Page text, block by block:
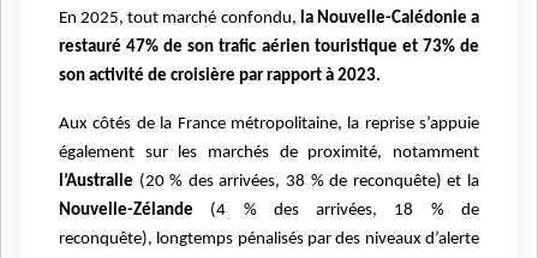
En 2025, tout marché confondu, la Nouvelle-Calédonie a
restauré 47% de son trafic aérien touristique et 73% de
son activité de croisière par rapport à 2023.
Aux côtés de la France métropolitaine, la reprise s’appuie
également sur les marchés de proximité, notamment
l’Australie (20 % des arrivées, 38 % de reconquête) et la
Nouvelle-Zélande (4 % des arrivées, 18 % de
reconquête), longtemps pénalisés par des niveaux d’alerte